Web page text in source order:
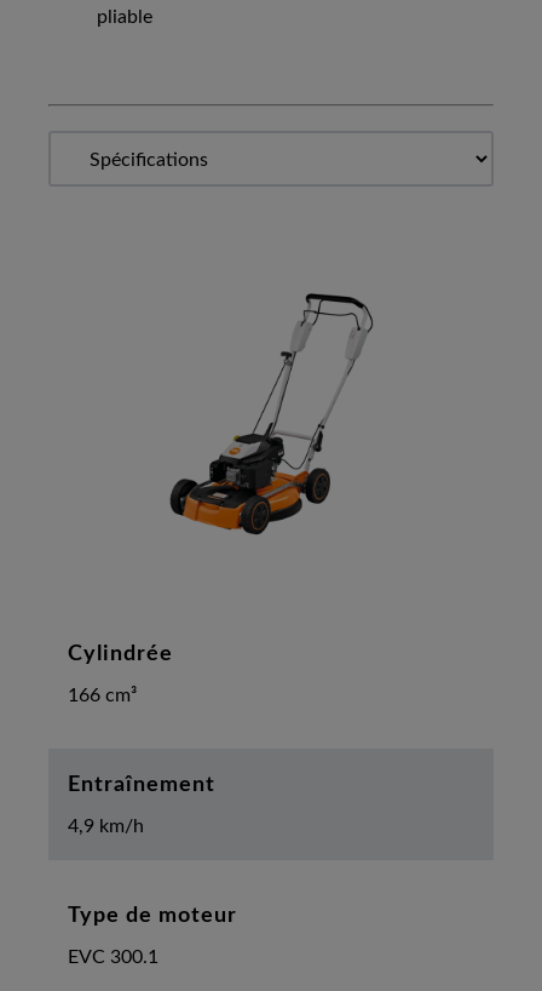
pliable
Cylindrée
166 cm³
Entraînement
4,9 km/h
Type de moteur
EVC 300.1